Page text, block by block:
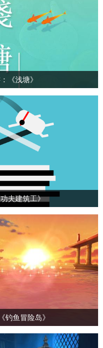
《浅塘》
夫建筑工》
钓鱼冒险岛》